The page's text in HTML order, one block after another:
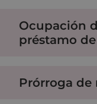
Ocupación
préstamo
Prórroga de